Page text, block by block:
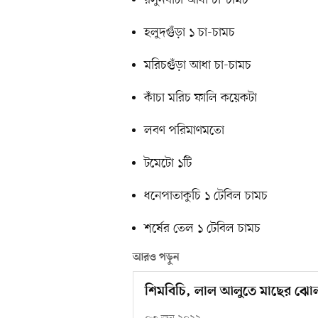
হলুদগুঁড়া ১ চা-চামচ
মরিচগুঁড়া আধা চা-চামচ
কাঁচা মরিচ ফালি কয়েকটা
লবণ পরিমাণমতো
টমেটো ১টি
ধনেপাতাকুচি ১ টেবিল চামচ
শর্ষের তেল ১ টেবিল চামচ
আরও পড়ুন
শিমবিচি, লাল আলুতে মাছের